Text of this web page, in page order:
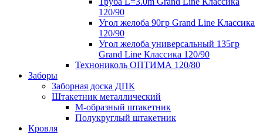
120/90
Угол желоба 90гр Grand Line Классика
120/90
Угол желоба универсальный 135гр
Grand Line Классика 120/90
Технониколь ОПТИМА 120/80
Заборы
Заборная доска ДПК
Штакетник металлический
М-образный штакетник
Полукруглый штакетник
Кровля